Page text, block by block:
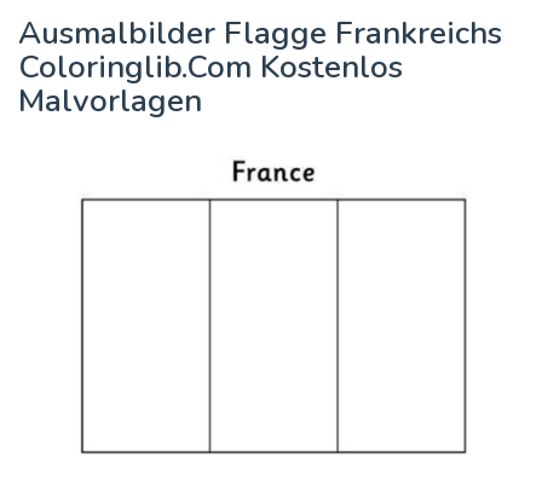
Ausmalbilder Flagge Frankreichs
Coloringlib.Com Kostenlos
Malvorlagen